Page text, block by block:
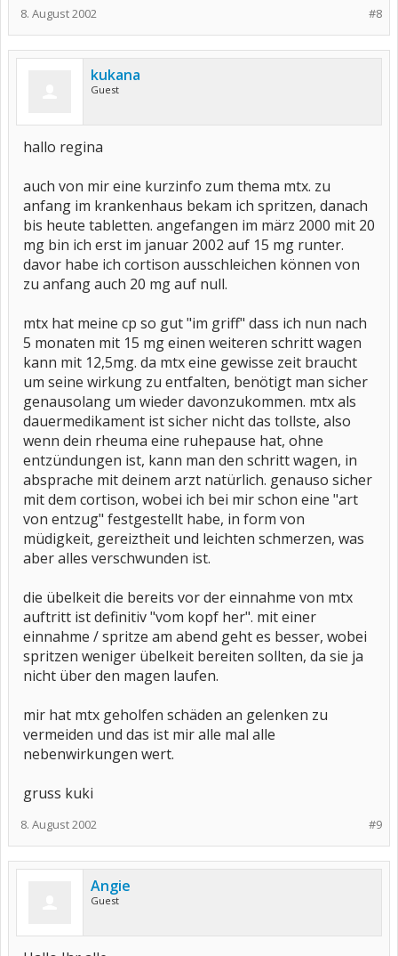
#8
8. August 2002
kukana
Guest
hallo regina
auch von mir eine kurzinfo zum thema mtx. zu
anfang im krankenhaus bekam ich spritzen, danach
bis heute tabletten. angefangen im märz 2000 mit 20
mg bin ich erst im januar 2002 auf 15 mg runter.
davor habe ich cortison ausschleichen können von
zu anfang auch 20 mg auf null.
mtx hat meine cp so gut "im griff" dass ich nun nach
5 monaten mit 15 mg einen weiteren schritt wagen
kann mit 12,5mg. da mtx eine gewisse zeit braucht
um seine wirkung zu entfalten, benötigt man sicher
genausolang um wieder davonzukommen. mtx als
dauermedikament ist sicher nicht das tollste, also
wenn dein rheuma eine ruhepause hat, ohne
entzündungen ist, kann man den schritt wagen, in
absprache mit deinem arzt natürlich. genauso sicher
mit dem cortison, wobei ich bei mir schon eine "art
von entzug" festgestellt habe, in form von
müdigkeit, gereiztheit und leichten schmerzen, was
aber alles verschwunden ist.
die übelkeit die bereits vor der einnahme von mtx
auftritt ist definitiv "vom kopf her". mit einer
einnahme / spritze am abend geht es besser, wobei
spritzen weniger übelkeit bereiten sollten, da sie ja
nicht über den magen laufen.
mir hat mtx geholfen schäden an gelenken zu
vermeiden und das ist mir alle mal alle
nebenwirkungen wert.
gruss kuki
#9
8. August 2002
Angie
Guest